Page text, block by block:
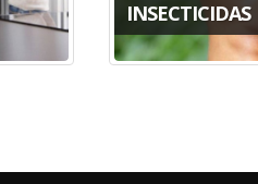
INSECTICIDAS